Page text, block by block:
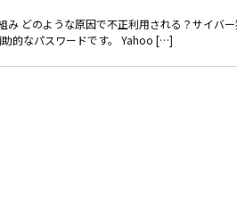
どのような原因で不正利用される？サイバ
的なパスワードです。 Yahoo […]